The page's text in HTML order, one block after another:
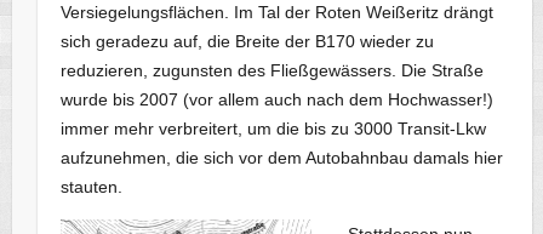
Versiegelungsflächen. Im Tal der Roten Weißeritz drängt
sich geradezu auf, die Breite der B170 wieder zu
reduzieren, zugunsten des Fließgewässers. Die Straße
wurde bis 2007 (vor allem auch nach dem Hochwasser!)
immer mehr verbreitert, um die bis zu 3000 Transit-Lkw
aufzunehmen, die sich vor dem Autobahnbau damals hier
stauten.